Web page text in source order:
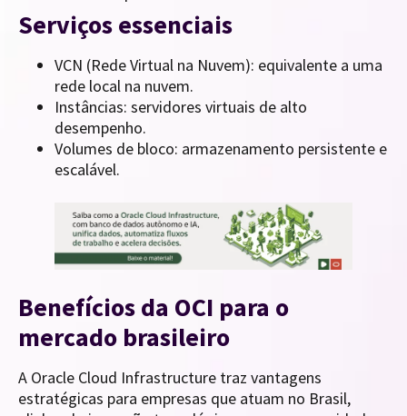
Serviços essenciais
VCN (Rede Virtual na Nuvem): equivalente a uma
rede local na nuvem.
Instâncias: servidores virtuais de alto
desempenho.
Volumes de bloco: armazenamento persistente e
escalável.
Benefícios da OCI para o
mercado brasileiro
A Oracle Cloud Infrastructure traz vantagens
estratégicas para empresas que atuam no Brasil,